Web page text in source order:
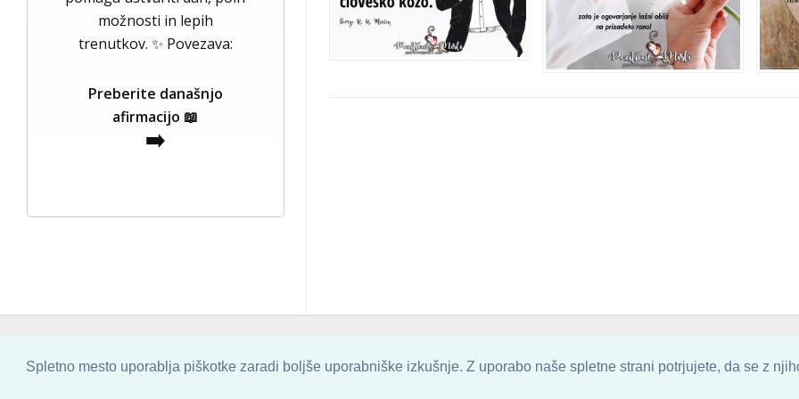
Spletno mesto uporablja piškotke zaradi boljše uporabniške izkušnje. Z uporabo naše spletne strani potrjujete, da se z
možnosti in lepih
trenutkov. ✨ Povezava:
Preberite današnjo
afirmacijo 📖
➡️
COPYRIGHT © 2013 - 2026 BYSKINBASE. ALL ARTWORK ARE UPLOADED AND COPYRIGHTED TO ITS AUTHOR.